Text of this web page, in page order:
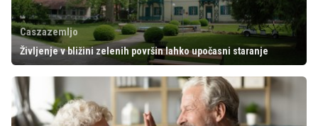
Caszazemljo
Življenje v bližini zelenih površin lahko upočasni staranje